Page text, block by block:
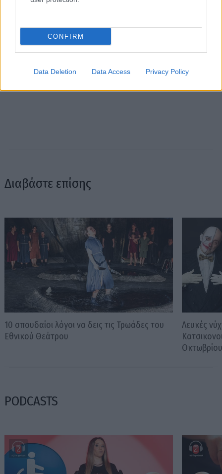
CONFIRM
Data Deletion Data Access Privacy Policy
Διαβάστε επίσης
10 σπουδαίοι λόγοι να δεις τις Τρωάδες του
Εθνικού Θεάτρου
Λευκές
PODCASTS